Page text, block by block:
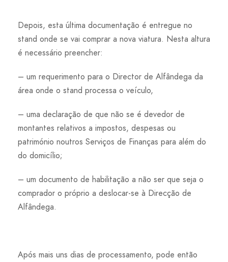
Depois, esta última documentação é entregue no
stand onde se vai comprar a nova viatura. Nesta altura
é necessário preencher:
– um requerimento para o Director de Alfândega da
área onde o stand processa o veículo,
– uma declaração de que não se é devedor de
montantes relativos a impostos, despesas ou
património noutros Serviços de Finanças para além do
do domicílio;
– um documento de habilitação a não ser que seja o
comprador o próprio a deslocar-se à Direcção de
Alfândega.
Após mais uns dias de processamento, pode então